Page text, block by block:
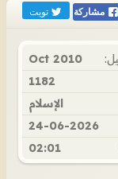
مشاركة تويت
Oct 2010
1182
الإسلام
24-06-2026
02:01